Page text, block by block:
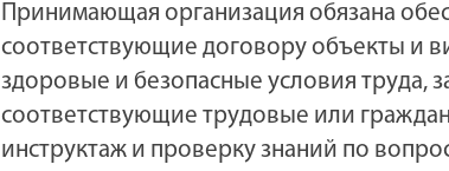
Принимающая организация обязана
соответствующие договору объекты и
здоровые и безопасные условия труда,
соответствующие трудовые или
инструктаж и проверку знаний по